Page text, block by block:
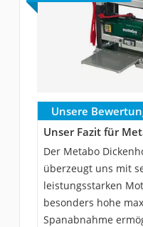
Unsere
Unser Fazit für
Der Metabo
überzeugt uns mit
leistungsstarken
besonders hohe
Spanabnahme